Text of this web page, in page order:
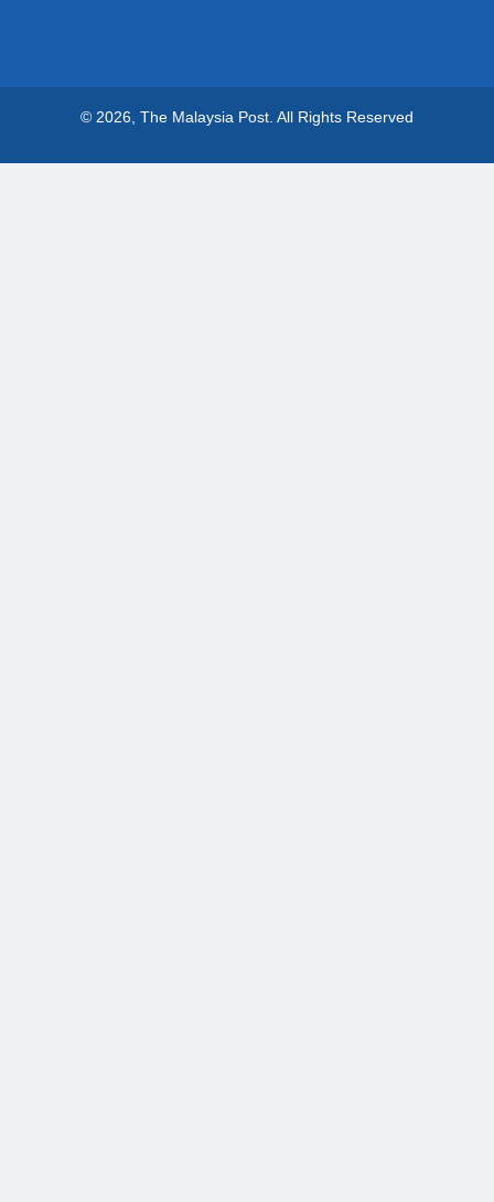
© 2026, The Malaysia Post. All Rights Reserved